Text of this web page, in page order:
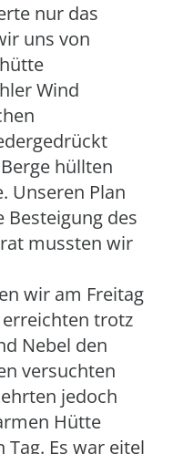
nur das
uns von
Wind
hüllten
Unseren Plan
Besteigung des
mussten wir
wir am Freitag
trotz
Nebel den
versuchten
jedoch
Hütte
Es war eitel